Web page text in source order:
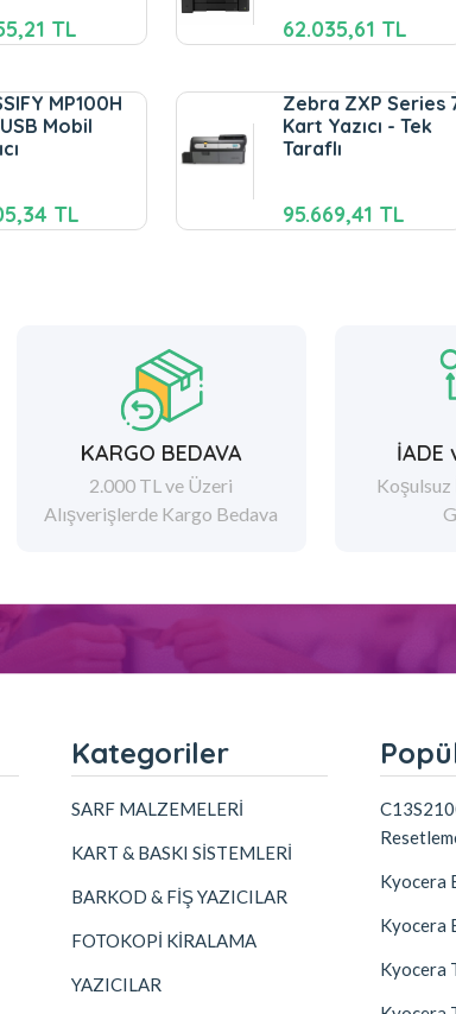
TL 62.035,61 TL
MP100H
Mobil
TL
Zebra ZXP Series
Kart Yazıcı - Tek
Taraflı
95.669,41 TL
KARGO BEDAVA
2.000 TL ve Üzeri
Alışverişlerde Kargo Bedava
İADE
Koşulsuz
Kategoriler
SARF MALZEMELERİ
KART & BASKI SİSTEMLERİ
BARKOD & FİŞ YAZICILAR
FOTOKOPİ KİRALAMA
YAZICILAR
Kyocera
Kyocera
Kyocera